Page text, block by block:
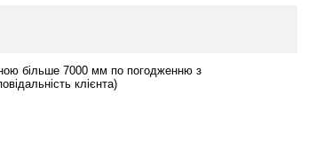
більше 7000 мм по погодженню з
клієнта)